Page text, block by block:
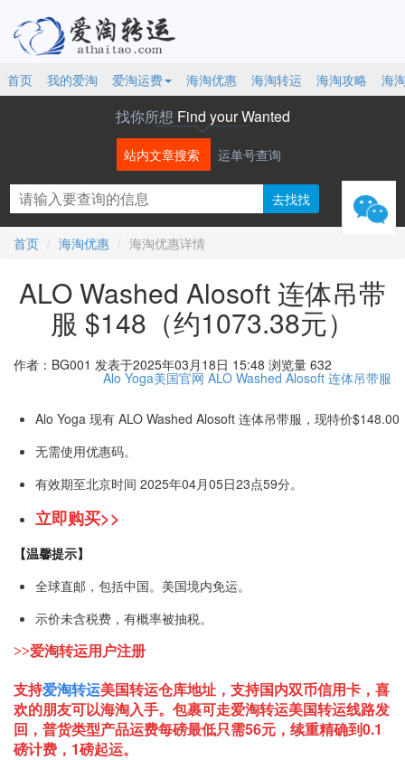
首页 我的爱淘 爱淘运费 海淘优惠 海淘转运 海淘攻略 海
找你所想 Find your Wanted
站内文章搜索 运单号查询
首页 海淘优惠 海淘优惠详情
ALO Washed Alosoft 连体吊带
服 $148（约1073.38元）
作者：BG001 发表于2025年03月18日 15:48 浏览量 632
Alo Yoga美国官网 ALO Washed Alosoft 连体吊带服
Alo Yoga 现有 ALO Washed Alosoft 连体吊带服，现特价
无需使用优惠码。
有效期至北京时间 2025年04月05日23点59分。
立即购买>>
【温馨提示】
全球直邮，包括中国。美国境内免运。
示价未含税费，有概率被抽税。
>>爱淘转运用户注册
支持爱淘转运美国转运仓库地址，支持国内双币信用卡，喜
欢的朋友可以海淘入手。包裹可走爱淘转运美国转运线路发
回，普货类型产品运费每磅最低只需56元，续重精确到0.1
磅计费，1磅起运。